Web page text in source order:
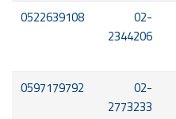
02-
2344206
0522639108
02-
2773233
0597179792